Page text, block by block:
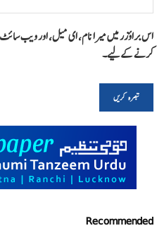
اس براؤزر میں میرا نام، ای میل، اور ویب سائٹ
کرنے کےلیے۔
Recommended